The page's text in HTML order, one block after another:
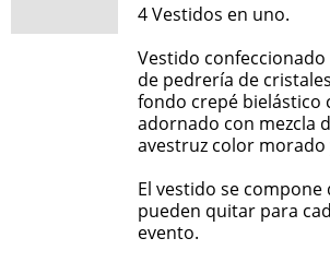
4 Vestidos en uno.
Vestido
de pedrería de
fondo crepé bielástico
adornado con mezcla
avestruz color morado
El vestido se compone
pueden quitar para
evento.